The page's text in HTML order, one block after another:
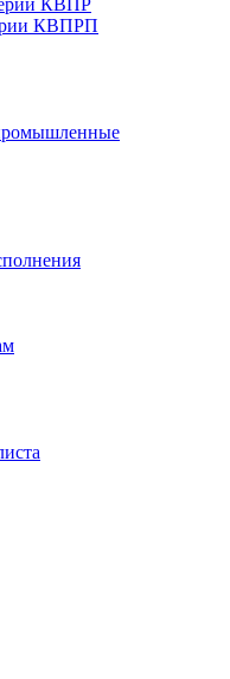
КВПР
КВПРП